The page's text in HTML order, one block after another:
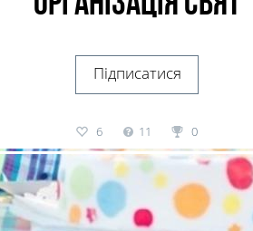
Підписатися
6 11 0